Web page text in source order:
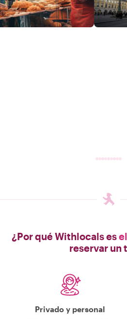
¿Por qué Withlocals es
reservar un
Privado y personal